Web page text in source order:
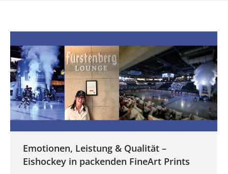
Emotionen, Leistung & Qualität –
Eishockey in packenden FineArt Prints